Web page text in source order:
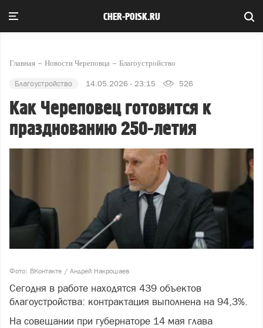
CHER-POISK.RU
Главная Новости Череповца Благоустройство
Благоустройство 14.05.2026 - 23:15 526
Как Череповец готовится к
празднованию 250-летия
Фото: ВКонтакте / Андрей Накрошаев
Сегодня в работе находятся 439 объектов
благоустройства: контрактация выполнена на 94,3%.
На совещании при губернаторе 14 мая глава